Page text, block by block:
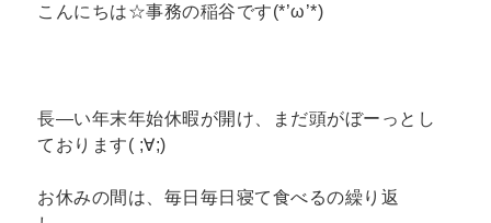
こんにちは☆事務の稲谷です(*’ω’*)
長―い年末年始休暇が開け、まだ頭がぼーっとし
ております( ;∀;)
お休みの間は、毎日毎日寝て食べるの繰り返